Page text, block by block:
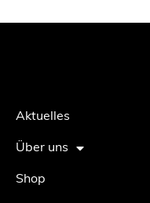
Aktuelles
Über uns
Shop